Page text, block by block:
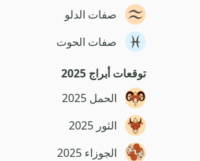
صفات الدلو
صفات الحوت
توقعات أبراج 2025
الحمل 2025
الثور 2025
الجوزاء 2025